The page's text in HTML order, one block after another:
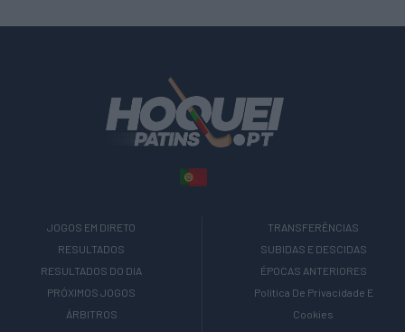
JOGOS EM DIRETO
RESULTADOS
RESULTADOS DO DIA
PRÓXIMOS JOGOS
ÁRBITROS
TRANSFERÊNCIAS
SUBIDAS E DESCIDAS
ÉPOCAS ANTERIORES
Política De Privacidade E
Cookies